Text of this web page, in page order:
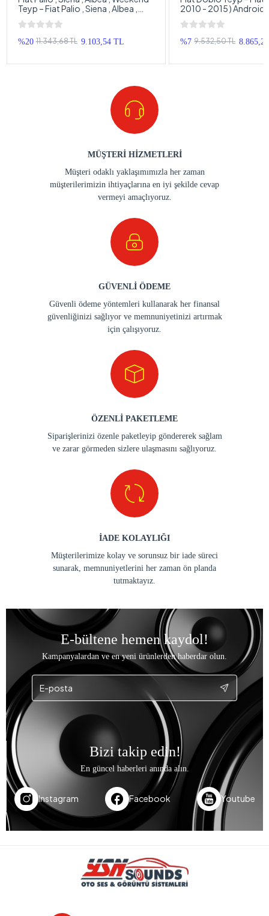
Teyp – Fiat Palio , Siena , Albea ,
Weekend Android Multimedya –
Fiat Palio , Siena , Albea , Weekend
Android Double Teyp
%20 11.343,68 TL 9.103,54 TL
2010 - 2015 ) Android
– Fiat Doblo Android
%7 9.532,50 TL
MÜŞTERİ HİZMETLERİ
Müşteri odaklı yaklaşımımızla her zaman
müşterilerimizin ihtiyaçlarına en iyi şekilde cevap
vermeyi amaçlıyoruz.
GÜVENLİ ÖDEME
Güvenli ödeme yöntemleri kullanarak her finansal
güvenliğinizi sağlıyor ve memnuniyetinizi artırmak
için çalışıyoruz.
ÖZENLİ PAKETLEME
Siparişlerinizi özenle paketleyip göndererek sağlam
ve zarar görmeden sizlere ulaşmasını sağlıyoruz.
İADE KOLAYLIĞI
Müşterilerimize kolay ve sorunsuz bir iade süreci
sunarak, memnuniyetlerini her zaman ön planda
tutmaktayız.
E-bültene hemen kaydol!
Kampanyalardan ve en yeni ürünlerden haberdar olun.
Bizi takip edin!
En güncel haberleri anında alın.
Instagram Facebook Youtube